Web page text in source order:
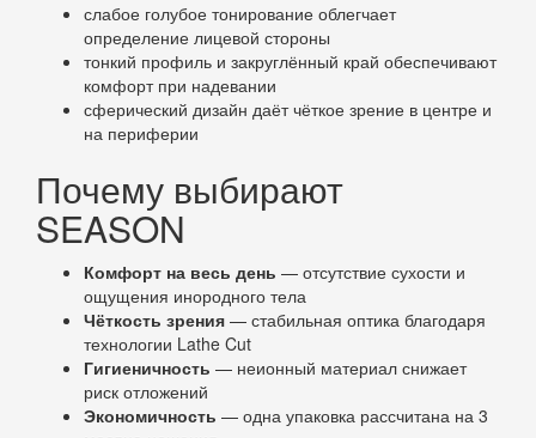
слабое голубое тонирование облегчает
определение лицевой стороны
тонкий профиль и закруглённый край обеспечивают
комфорт при надевании
сферический дизайн даёт чёткое зрение в центре и
на периферии
Почему выбирают
SEASON
Комфорт на весь день — отсутствие сухости и
ощущения инородного тела
Чёткость зрения — стабильная оптика благодаря
технологии Lathe Cut
Гигиеничность — неионный материал снижает
риск отложений
Экономичность — одна упаковка рассчитана на 3